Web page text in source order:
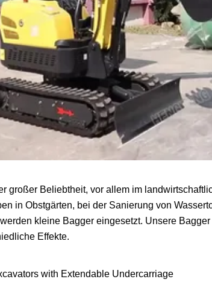
großer Beliebtheit, vor allem im
in Obstgärten, bei der Sanierung von
kleine Bagger eingesetzt. Unsere
Effekte.